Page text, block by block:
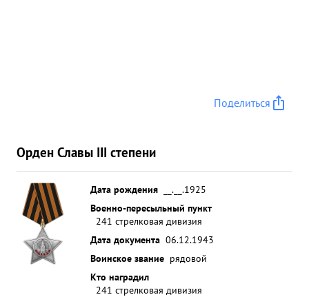
Поделиться
Орден Славы III степени
Дата рождения
__.__.1925
Военно-пересыльный пункт
241 стрелковая дивизия
Дата документа 06.12.1943
Воинское звание рядовой
Кто наградил
241 стрелковая дивизия